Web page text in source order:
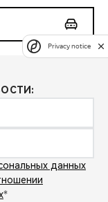
данных
*
Privacy notice